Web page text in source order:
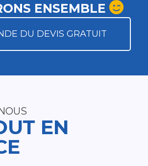
ENSEMBLE
DU DEVIS GRATUIT
EN